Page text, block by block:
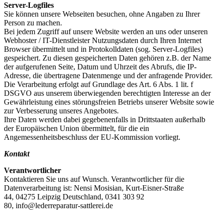
Server-Logfiles
Sie können unsere Webseiten besuchen, ohne Angaben zu Ihrer
Person zu machen.
Bei jedem Zugriff auf unsere Website werden an uns oder unseren
Webhoster / IT-Dienstleister Nutzungsdaten durch Ihren Internet
Browser übermittelt und in Protokolldaten (sog. Server-Logfiles)
gespeichert. Zu diesen gespeicherten Daten gehören z.B. der Name
der aufgerufenen Seite, Datum und Uhrzeit des Abrufs, die IP-
Adresse, die übertragene Datenmenge und der anfragende Provider.
Die Verarbeitung erfolgt auf Grundlage des Art. 6 Abs. 1 lit. f
DSGVO aus unserem überwiegenden berechtigten Interesse an der
Gewährleistung eines störungsfreien Betriebs unserer Website sowie
zur Verbesserung unseres Angebotes.
Ihre Daten werden dabei gegebenenfalls in Drittstaaten außerhalb
der Europäischen Union übermittelt, für die ein
Angemessenheitsbeschluss der EU-Kommission vorliegt.
Kontakt
Verantwortlicher
Kontaktieren Sie uns auf Wunsch. Verantwortlicher für die
Datenverarbeitung ist: Nensi Mosisian, Kurt-Eisner-Straße
44, 04275 Leipzig Deutschland, 0341 303 92
80, info@lederreparatur-sattlerei.de